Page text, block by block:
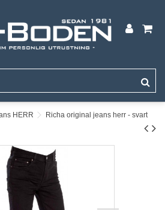
HERR
Richa original jeans herr - svart